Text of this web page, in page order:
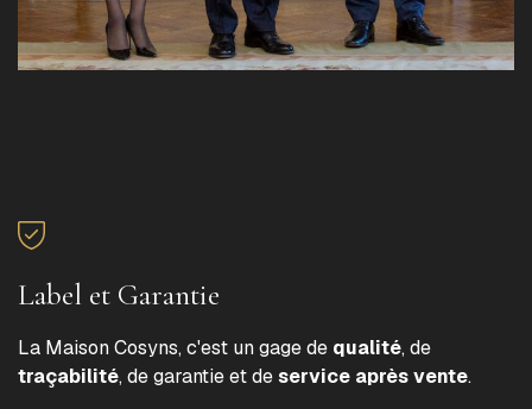
Label et Garantie
La Maison Cosyns, c'est un gage de qualité, de
traçabilité, de garantie et deservice après vente.